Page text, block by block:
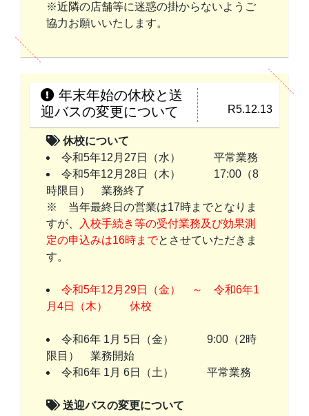
※近隣の店舗等に迷惑の掛からないようご
協力お願いいたします。
年末年始の休校と送
迎バスの変更について
R5.12.13
休校について
令和5年12月27日（水） 平常業務
令和5年12月28日（木） 17:00（8
時限目） 業務終了
※ 当年最終日の営業は17時までとなりま
すが、
入校手続き等の受付業務及び効果測
定の申込みは16時までとさせていただきま
す。
令和5年12月29日（金） ～ 令和6年1
月4日（木） 休校
令和6年 1月 5日（金） 9:00（2時
限目） 業務開始
令和6年 1月 6日（土） 平常業務
送迎バスの変更について